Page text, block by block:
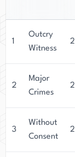
1
Outcry
Witness
2
Major
Crimes
3
Without
Consent